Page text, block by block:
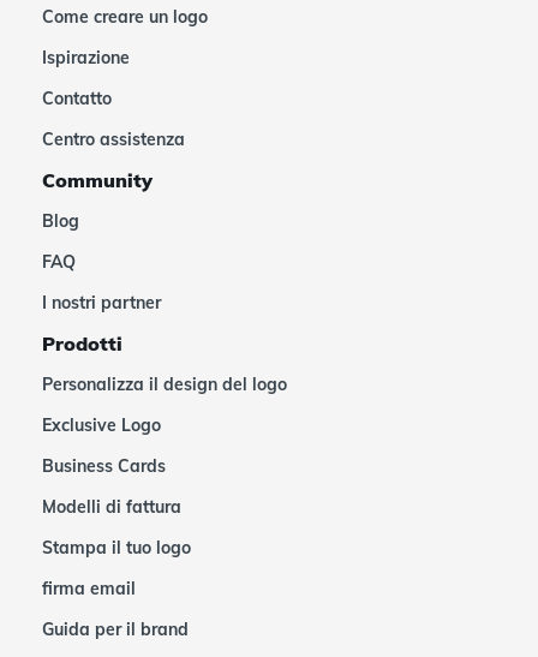
Come creare un logo
Ispirazione
Contatto
Centro assistenza
Community
Blog
FAQ
I nostri partner
Prodotti
Personalizza il design del logo
Exclusive Logo
Business Cards
Modelli di fattura
Stampa il tuo logo
firma email
Guida per il brand